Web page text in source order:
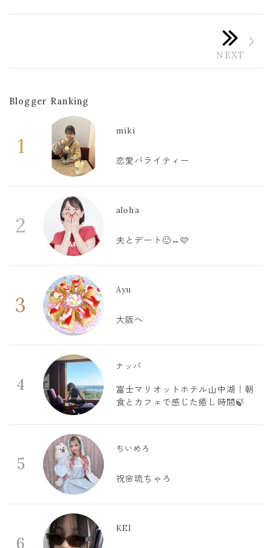
Blogger Ranking
1
miki
恋愛バライティー
2
aloha
夫とデート🙂‍↔️🩷
3
Ayu
大阪へ
4
ナッパ
富士マリオットホテル山中湖｜朝
食とカフェで感じた癒し時間🍃
5
ちいめろ
祝🌸琉ちゃろ
6
KEI